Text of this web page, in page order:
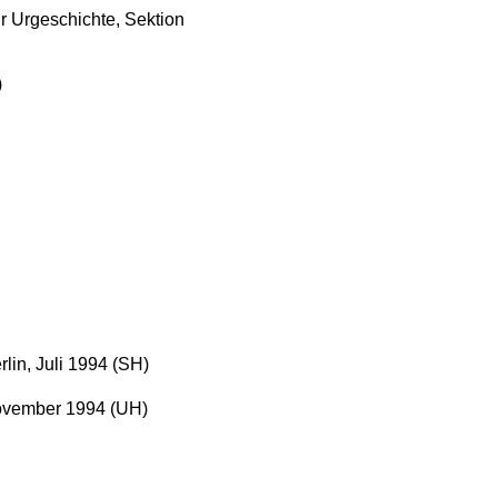
Urgeschichte, Sektion
Juli 1994 (SH)
1994 (UH)